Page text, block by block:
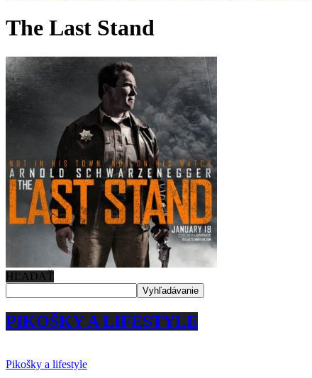
The Last Stand
HĽADAŤ
PIKOŠKY A LIFESTYLE
Pikošky a lifestyle